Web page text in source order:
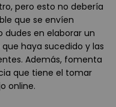
pero esto no debería
que se envíen
dudes en elaborar un
haya sucedido y las
Además, fomenta
que tiene el tomar
online.